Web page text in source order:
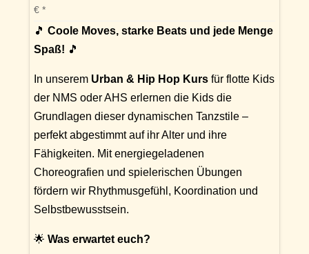
€ *
🎵 Coole Moves, starke Beats und jede Menge
Spaß! 🎵
In unserem Urban & Hip Hop Kurs für flotte Kids
der NMS oder AHS erlernen die Kids die
Grundlagen dieser dynamischen Tanzstile –
perfekt abgestimmt auf ihr Alter und ihre
Fähigkeiten. Mit energiegeladenen
Choreografien und spielerischen Übungen
fördern wir Rhythmusgefühl, Koordination und
Selbstbewusstsein.
🌟 Was erwartet euch?